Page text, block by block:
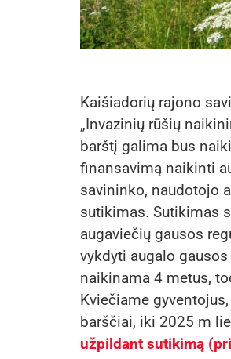
Kaišiadorių rajono
„Invazinių rūšių
barštį galima bus
finansavimą naikinti
savininko, naudotojo
sutikimas. Sutikimas
augaviečių gausos
vykdyti augalo
naikinama 4 metus,
Kviečiame
barščiai, iki 2025 m
užpildant sutikimą